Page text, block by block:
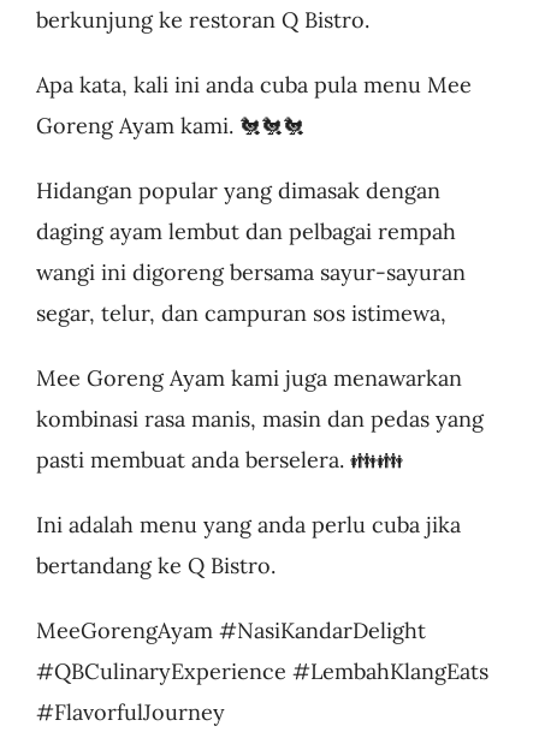
Business
berkunjung ke restoran Q Bistro.
Apa kata, kali ini anda cuba pula menu Mee
Goreng Ayam kami. 🐔🐔🐔
Hidangan popular yang dimasak dengan
daging ayam lembut dan pelbagai rempah
wangi ini digoreng bersama sayur-sayuran
segar, telur, dan campuran sos istimewa,
Mee Goreng Ayam kami juga menawarkan
kombinasi rasa manis, masin dan pedas yang
pasti membuat anda berselera. 👪👪
Ini adalah menu yang anda perlu cuba jika
bertandang ke Q Bistro.
MeeGorengAyam #NasiKandarDelight
#QBCulinaryExperience #LembahKlangEats
#FlavorfulJourney